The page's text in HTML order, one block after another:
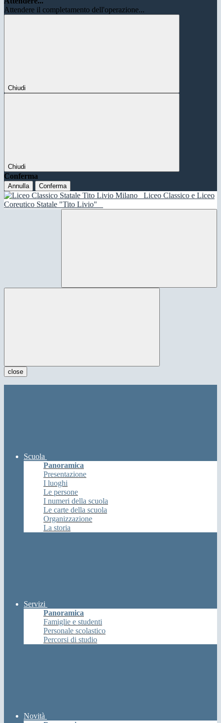
Attendere il completamento dell'operazione...
Chiudi
Chiudi
Conferma
Annulla Conferma
Liceo Classico e Liceo
Coreutico Statale "Tito Livio"
close
Scuola
Panoramica
Presentazione
I luoghi
Le persone
I numeri della scuola
Le carte della scuola
Organizzazione
La storia
Servizi
Panoramica
Famiglie e studenti
Personale scolastico
Percorsi di studio
Novità